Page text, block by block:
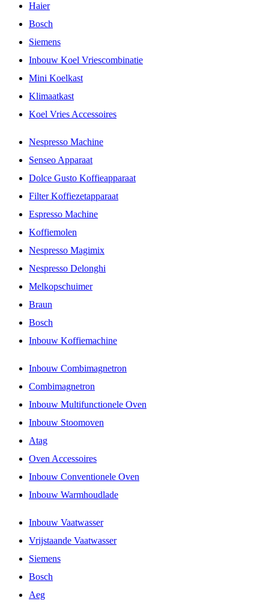
Haier
Bosch
Siemens
Inbouw Koel Vriescombinatie
Mini Koelkast
Klimaatkast
Koel Vries Accessoires
Nespresso Machine
Senseo Apparaat
Dolce Gusto Koffieapparaat
Filter Koffiezetapparaat
Espresso Machine
Koffiemolen
Nespresso Magimix
Nespresso Delonghi
Melkopschuimer
Braun
Bosch
Inbouw Koffiemachine
Inbouw Combimagnetron
Combimagnetron
Inbouw Multifunctionele Oven
Inbouw Stoomoven
Atag
Oven Accessoires
Inbouw Conventionele Oven
Inbouw Warmhoudlade
Inbouw Vaatwasser
Vrijstaande Vaatwasser
Siemens
Bosch
Aeg